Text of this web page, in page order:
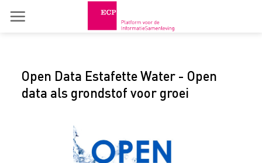
Open Data Estafette Water - Open
data als grondstof voor groei